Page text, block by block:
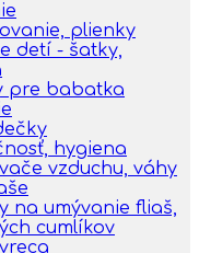
plienky
detí - šatky,
pre babatka
hygiena
vzduchu, váhy
na umývanie fliaš,
cumlíkov